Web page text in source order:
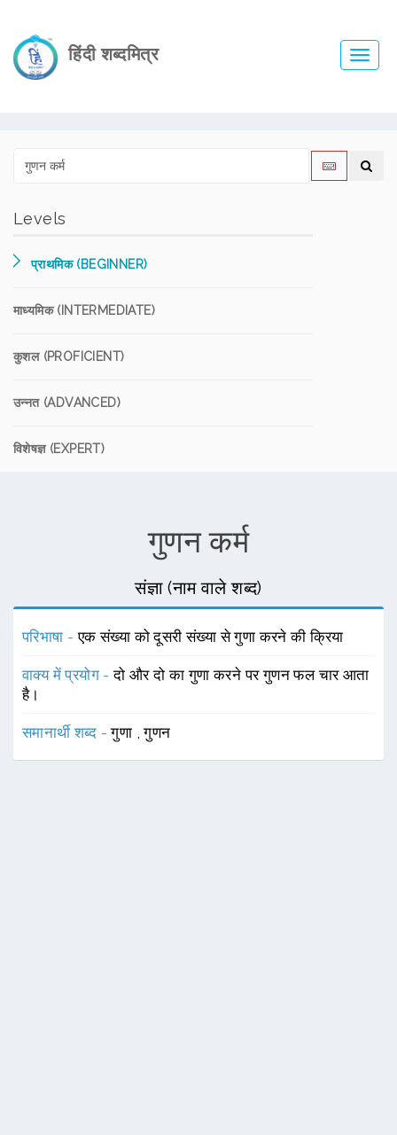
हिंदी शब्दमित्र
Levels
प्राथमिक (BEGINNER)
माध्यमिक (INTERMEDIATE)
कुशल (PROFICIENT)
उन्नत (ADVANCED)
विशेषज्ञ (EXPERT)
गुणन कर्म
संज्ञा (नाम वाले शब्द)
परिभाषा -एक संख्या को दूसरी संख्या से गुणा करने की क्रिया
वाक्य में प्रयोग -दो और दो का गुणा करने पर गुणन फल चार आता
है।
समानार्थी शब्द -गुणा ,गुणन